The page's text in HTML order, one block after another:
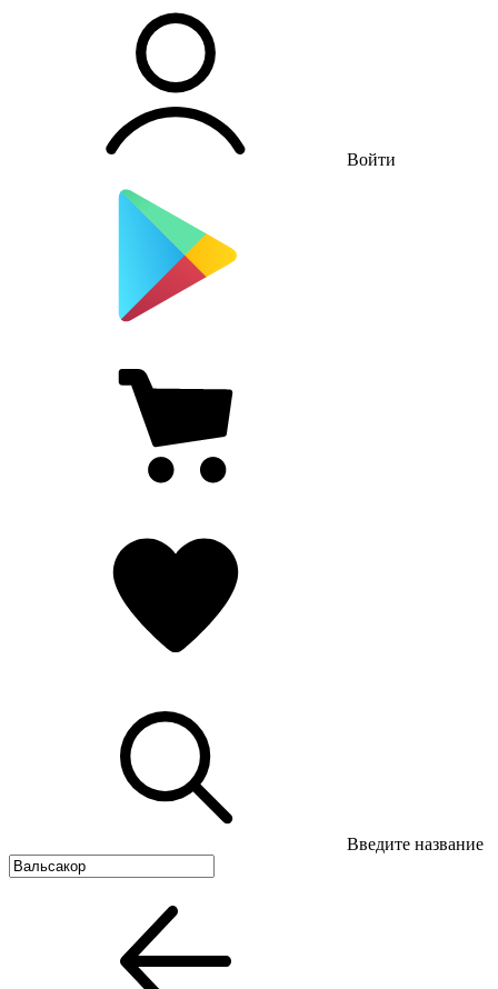
Войти
Введите название